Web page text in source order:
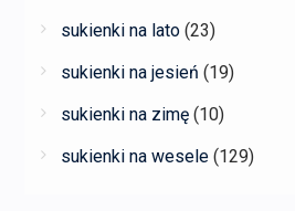
sukienki na lato (23)
sukienki na jesień (19)
sukienki na zimę (10)
sukienki na wesele (129)